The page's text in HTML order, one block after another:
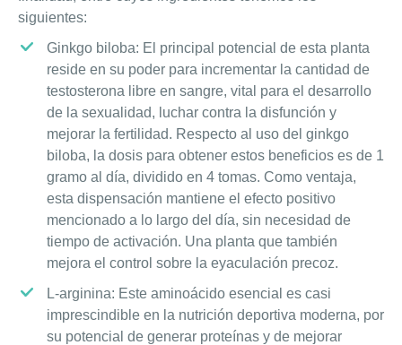
siguientes:
Ginkgo biloba: El principal potencial de esta planta
reside en su poder para incrementar la cantidad de
testosterona libre en sangre, vital para el desarrollo
de la sexualidad, luchar contra la disfunción y
mejorar la fertilidad. Respecto al uso del ginkgo
biloba, la dosis para obtener estos beneficios es de 1
gramo al día, dividido en 4 tomas. Como ventaja,
esta dispensación mantiene el efecto positivo
mencionado a lo largo del día, sin necesidad de
tiempo de activación. Una planta que también
mejora el control sobre la eyaculación precoz.
L-arginina: Este aminoácido esencial es casi
imprescindible en la nutrición deportiva moderna, por
su potencial de generar proteínas y de mejorar